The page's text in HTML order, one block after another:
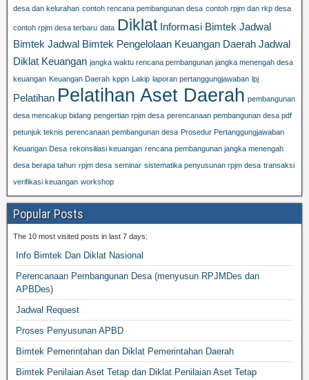
desa dan kelurahan contoh rencana pembangunan desa contoh rpjm dan rkp desa
contoh rpjm desa terbaru data Diklat Informasi Bimtek Jadwal
Bimtek Jadwal Bimtek Pengelolaan Keuangan Daerah Jadwal
Diklat Keuangan jangka waktu rencana pembangunan jangka menengah desa
keuangan Keuangan Daerah kppn Lakip laporan pertanggungjawaban lpj
Pelatihan Pelatihan Aset Daerah pembangunan
desa mencakup bidang pengertian rpjm desa perencanaan pembangunan desa pdf
petunjuk teknis perencanaan pembangunan desa Prosedur Pertanggungjawaban
Keuangan Desa rekonsiliasi keuangan rencana pembangunan jangka menengah
desa berapa tahun rpjm desa seminar sistematika penyusunan rpjm desa transaksi
verifikasi keuangan workshop
Popular Posts
The 10 most visited posts in last 7 days:
Info Bimtek Dan Diklat Nasional
Perencanaan Pembangunan Desa (menyusun RPJMDes dan
APBDes)
Jadwal Request
Proses Penyusunan APBD
Bimtek Pemerintahan dan Diklat Pemerintahan Daerah
Bimtek Penilaian Aset Tetap dan Diklat Penilaian Aset Tetap